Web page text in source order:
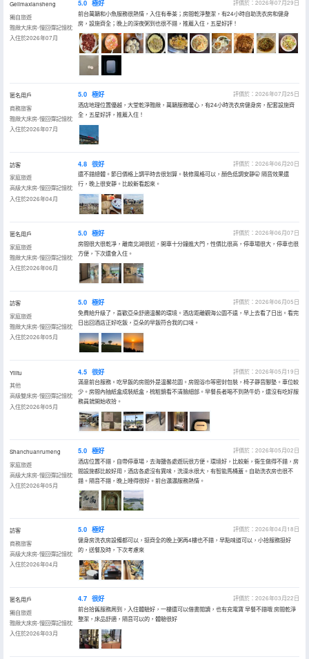
Gelimaxiansheng
獨自旅遊
雅緻大床房-慢回彈記憶枕
入住於2026年07月
5.0 極好
評價於：2026年07月29日
前台萬籟和小魚服務很熱情，入住有奉茶；房間乾淨整潔，有24小時自助洗衣房和健身
房，設施齊全；晚上的深夜粥到也很不錯，推薦入住，五星好評！
匿名用戶
商務旅客
雅緻大床房-慢回彈記憶枕
入住於2026年07月
5.0 極好
評價於：2026年07月25日
酒店地理位置優越，大堂乾淨雅緻，萬籟服務暖心，有24小時洗衣房健身房，配套設施齊
全，五星好評，推薦入住！
訪客
家庭旅遊
高級大床房-慢回彈記憶枕
入住於2026年04月
4.8 很好
評價於：2026年06月20日
還不錯總體。節日價格上調平時去很划算。裝修風格可以，顏色低調安靜🤫 隔音效果還
行，晚上很安靜。比較新看起來。
匿名用戶
家庭旅遊
雅緻大床房-慢回彈記憶枕
入住於2026年06月
5.0 極好
評價於：2026年06月07日
房間很大很乾凈，離南北湖很近，開車十分鐘進大門，性價比很高，停車場很大，停車也很
方便，下次還會入住。
訪客
家庭旅遊
雅緻大床房-慢回彈記憶枕
入住於2026年05月
5.0 極好
評價於：2026年06月05日
免費給升級了，喜歡亞朵舒適温馨的環境。酒店距離觀海公園不遠，早上去看了日出。看完
日出回酒店正好吃飯，亞朵的早飯符合我的口味。
Yilitu
其他
高級雙床房-慢回彈記憶枕
入住於2026年05月
4.5 很好
評價於：2026年05月19日
滿意前台服務。吃早飯的房間外是温馨花園。房間浴巾等密封包裝，椅子靜音腳墊。車位較
少。房間內抽紙盒成裝紙盒，梳粧鏡看不清臉細部。早餐長者喝不到熱牛奶，還沒有吃好服
務員就開始收拾。
Shanchuanrumeng
家庭旅遊
高級大床房-慢回彈記憶枕
入住於2026年05月
5.0 極好
評價於：2026年05月02日
酒店位置不錯，自帶停車場，去海鹽各處遊玩很方便。環境好，比較新，衞生做得不錯，房
間設施都比較好用，酒店各處沒有異味，洗澡水很大，有智能馬桶蓋。自助洗衣房也很不
錯。隔音不錯，晚上睡得很好。前台瀟瀟服務熱情。
訪客
商務旅客
高級大床房-慢回彈記憶枕
入住於2026年04月
5.0 極好
評價於：2026年04月18日
健身房洗衣房設備都可以，挺齊全的晚上粥再4樓也不錯，早點味道可以，小拾服務挺好
的，送餐及時，下次考慮來
匿名用戶
獨自旅遊
雅緻大床房-慢回彈記憶枕
入住於2026年03月
4.7 很好
評價於：2026年03月22日
前台拾舊服務周到，入住體驗好，一樓還可以借書閲讀，也有充電寶 早餐不錯哦 房間乾淨
整潔，床品舒適，隔音可以的，體驗很好